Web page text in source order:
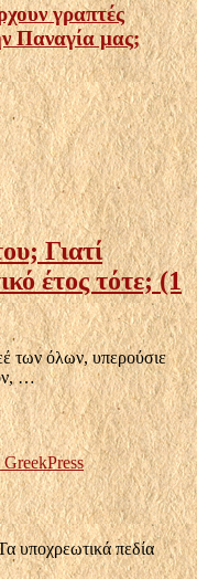
γραπτές
Παναγία μας;
Γιατί
έτος τότε; (1
των όλων, υπερούσιε
…
GreekPress
υποχρεωτικά πεδία